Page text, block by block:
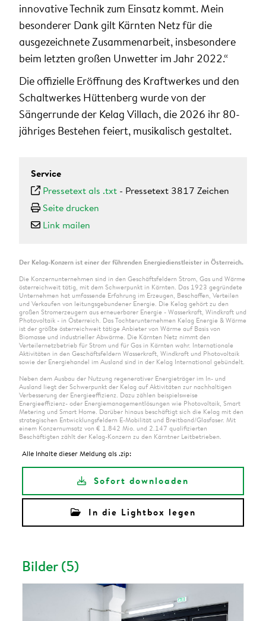
innovative Technik zum Einsatz kommt. Mein
besonderer Dank gilt Kärnten Netz für die
ausgezeichnete Zusammenarbeit, insbesondere
beim letzten großen Unwetter im Jahr 2022.“
Die offizielle Eröffnung des Kraftwerkes und den
Schaltwerkes Hüttenberg wurde von der
Sängerrunde der Kelag Villach, die 2026 ihr 80-
jähriges Bestehen feiert, musikalisch gestaltet.
Service
Pressetext als .txt - Pressetext 3817 Zeichen
Seite drucken
Link mailen
Der Kelag-Konzern ist einer der führenden Energiedienstleister in Österreich.
Die Konzernunternehmen sind in den Geschäftsfeldern Strom, Gas und Wärme
österreichweit tätig, mit dem Schwerpunkt in Kärnten. Das 1923 gegründete
Unternehmen hat umfassende Erfahrung im Erzeugen, Beschaffen, Verteilen
und Verkaufen von leitungsgebundener Energie. Die Kelag gehört zu den
großen Stromerzeugern aus erneuerbarer Energie - Wasserkraft, Windkraft und
Photovoltaik - in Österreich. Das Tochterunternehmen Kelag Energie & Wärme
ist der größte österreichweit tätige Anbieter von Wärme auf Basis von
Biomasse und industrieller Abwärme. Die Kärnten Netz nimmt den
Verteilernetzbetrieb für Strom und für Gas in Kärnten wahr. Internationale
Aktivitäten in den Geschäftsfeldern Wasserkraft, Windkraft und Photovoltaik
sowie der Energiehandel im Ausland sind in der Kelag International gebündelt.
Neben dem Ausbau der Nutzung regenerativer Energieträger im In- und
Ausland liegt der Schwerpunkt der Kelag auf Aktivitäten zur nachhaltigen
Verbesserung der Energieeffizienz. Dazu zählen beispielsweise
Energieeffizienz- oder Energiemanagementlösungen wie Photovoltaik, Smart
Metering und Smart Home. Darüber hinaus beschäftigt sich die Kelag mit den
strategischen Entwicklungsfeldern E-Mobilität und Breitband/Glasfaser. Mit
einem Konzernumsatz von € 1.842 Mio. und 2.147 qualifizierten
Beschäftigten zählt der Kelag-Konzern zu den Kärntner Leitbetrieben.
Alle Inhalte dieser Meldung als .zip:
Sofort downloaden
In die Lightbox legen
Bilder (5)